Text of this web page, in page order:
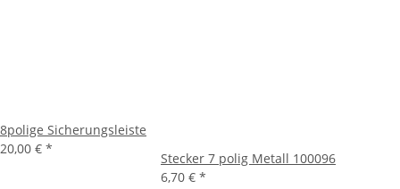
8polige Sicherungsleiste
20,00 € *
Stecker 7 polig Metall 100096
6,70 € *